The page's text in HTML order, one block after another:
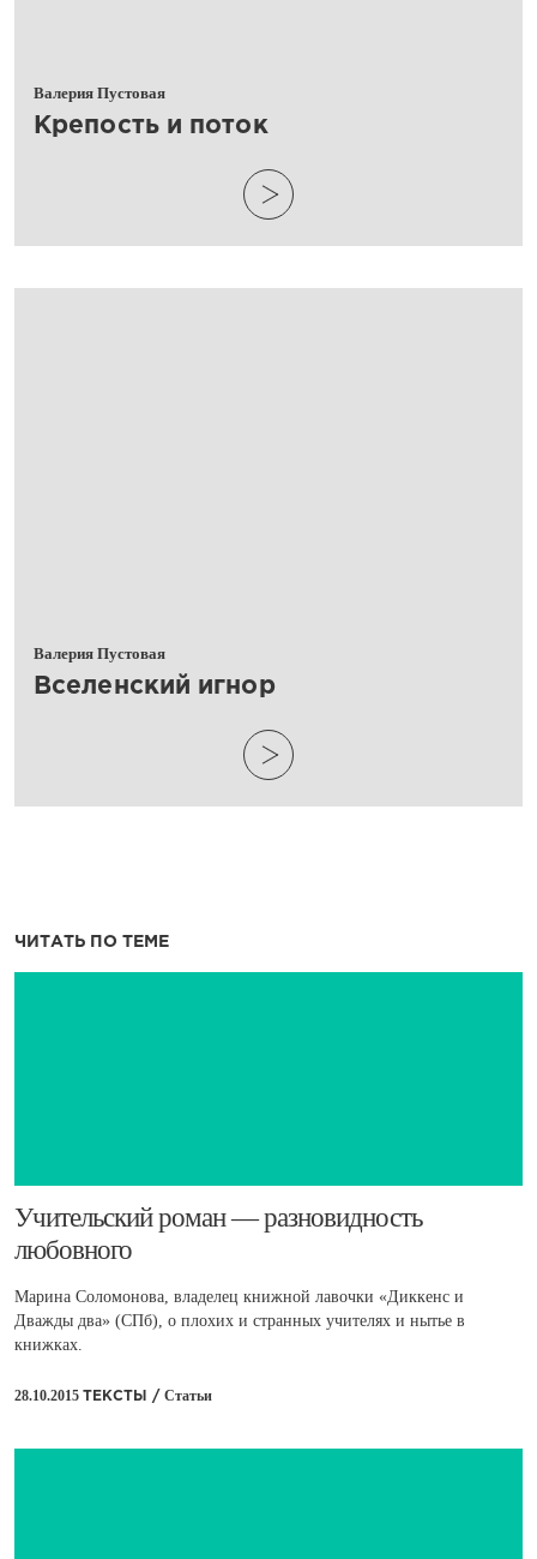
Валерия Пустовая
​Крепость и поток
Валерия Пустовая
​Вселенский игнор
ЧИТАТЬ ПО ТЕМЕ
​Учительский роман — разновидность
любовного
Марина Соломонова, владелец книжной лавочки «Диккенс и
Дважды два» (СПб), о плохих и странных учителях и нытье в
книжках.
28.10.2015 ТЕКСТЫ / Статьи